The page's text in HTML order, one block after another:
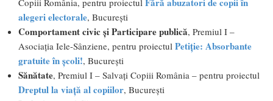
alegeri electorale, București
Comportament civic și Participare publică, Premiul I –
Asociația Iele-Sânziene, pentru proiectul Petiție: Absorbante
gratuite în școli!, București
Sănătate, Premiul I – Salvați Copiii România – pentru proiectul
Dreptul la viaţă al copiilor, Bucureşti